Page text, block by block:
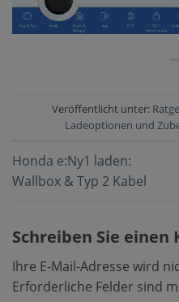
Veröffentlicht unter:
Ladeoptionen und
Honda e:Ny1 laden:
Wallbox & Typ 2 Kabel
Schreiben Sie
Ihre E-Mail-Adresse wird
Erforderliche Felder sind